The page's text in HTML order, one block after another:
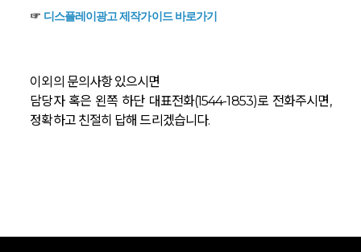
☞ 디스플레이광고 제작가이드 바로가기
이외의 문의사항 있으시면
담당자 혹은 왼쪽 하단 대표전화(1544-1853)로 전화주시면,
정확하고 친절히 답해 드리겠습니다.